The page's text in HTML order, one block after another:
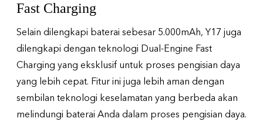
Fast Charging
Selain dilengkapi baterai sebesar 5.000mAh, Y17 juga
dilengkapi dengan teknologi Dual-Engine Fast
Charging yang eksklusif untuk proses pengisian daya
yang lebih cepat. Fitur ini juga lebih aman dengan
sembilan teknologi keselamatan yang berbeda akan
melindungi baterai Anda dalam proses pengisian daya.